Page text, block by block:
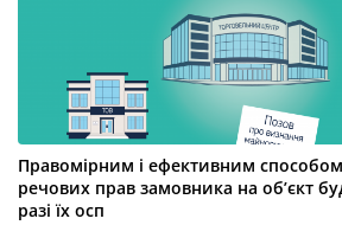
Правомірним і ефективним
речових прав замовника на об’єкт
разі їх осп